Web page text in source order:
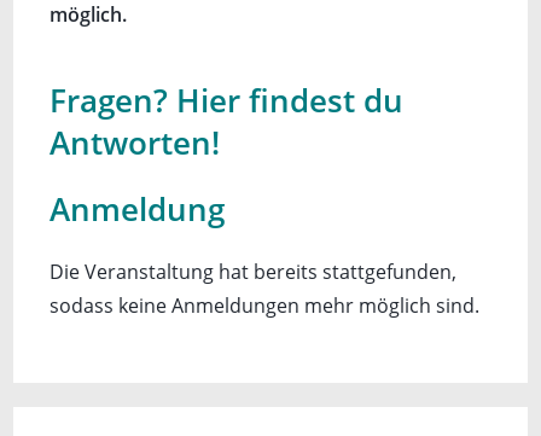
möglich.
Fragen? Hier findest du
Antworten!
Anmeldung
Die Veranstaltung hat bereits stattgefunden,
sodass keine Anmeldungen mehr möglich sind.